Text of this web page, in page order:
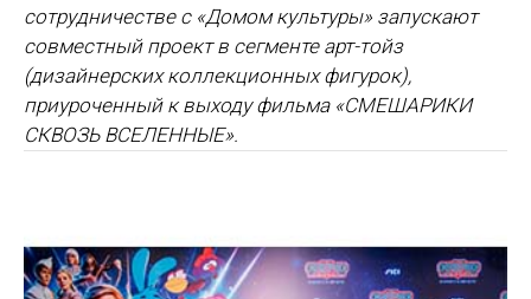
сотрудничестве с «Домом культуры» запускают
совместный проект в сегменте арт-тойз
(дизайнерских коллекционных фигурок),
приуроченный к выходу фильма «СМЕШАРИКИ
СКВОЗЬ ВСЕЛЕННЫЕ».